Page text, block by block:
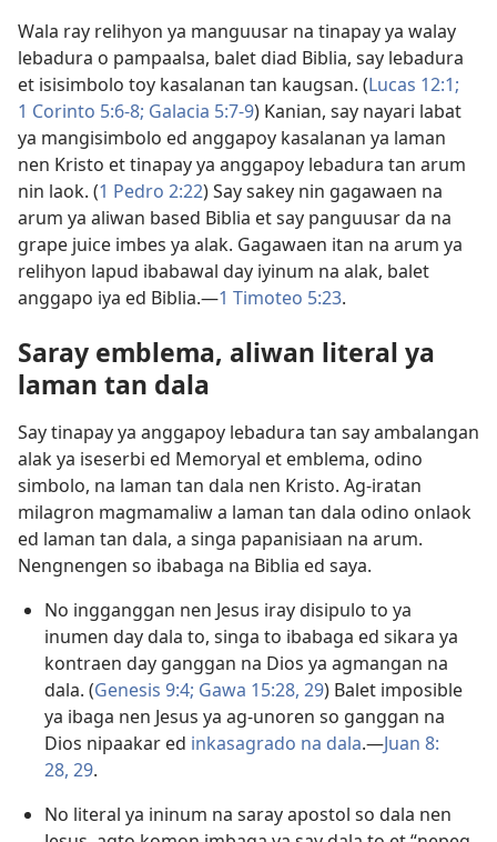
Wala ray relihyon ya manguusar na tinapay ya walay
lebadura o pampaalsa, balet diad Biblia, say lebadura
et isisimbolo toy kasalanan tan kaugsan. (Lucas 12:1;
1 Corinto 5:6-8; Galacia 5:7-9) Kanian, say nayari labat
ya mangisimbolo ed anggapoy kasalanan ya laman
nen Kristo et tinapay ya anggapoy lebadura tan arum
nin laok. (1 Pedro 2:22) Say sakey nin gagawaen na
arum ya aliwan based Biblia et say panguusar da na
grape juice imbes ya alak. Gagawaen itan na arum ya
relihyon lapud ibabawal day iyinum na alak, balet
anggapo iya ed Biblia.​—1 Timoteo 5:23.
Saray emblema, aliwan literal ya
laman tan dala
Say tinapay ya anggapoy lebadura tan say ambalangan
alak ya iseserbi ed Memoryal et emblema, odino
simbolo, na laman tan dala nen Kristo. Ag-iratan
milagron magmamaliw a laman tan dala odino onlaok
ed laman tan dala, a singa papanisiaan na arum.
Nengnengen so ibabaga na Biblia ed saya.
No ingganggan nen Jesus iray disipulo to ya
inumen day dala to, singa to ibabaga ed sikara ya
kontraen day ganggan na Dios ya agmangan na
dala. (Genesis 9:4; Gawa 15:28, 29) Balet imposible
ya ibaga nen Jesus ya ag-unoren so ganggan na
Dios nipaakar ed inkasagrado na dala.​—Juan 8:​
28, 29.
No literal ya ininum na saray apostol so dala nen